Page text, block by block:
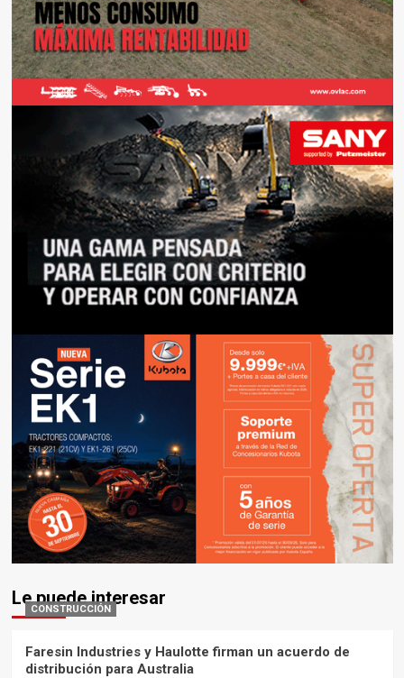
Le puede interesar
CONSTRUCCIÓN
Faresin Industries y Haulotte firman un acuerdo de
distribución para Australia